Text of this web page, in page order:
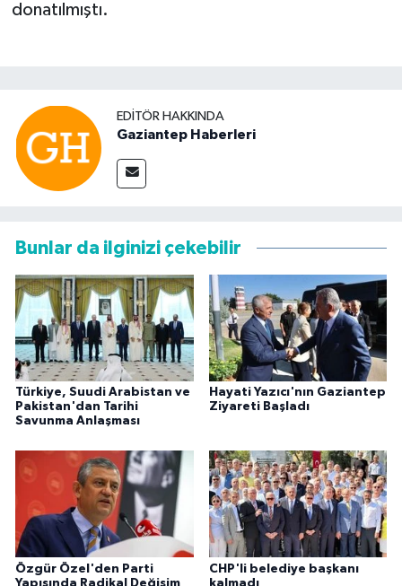
donatılmıştı.
EDITÖR HAKKINDA
Gaziantep Haberleri
Bunlar da ilginizi çekebilir
Türkiye, Suudi Arabistan ve
Pakistan'dan Tarihi
Savunma Anlaşması
Hayati Yazıcı'nın Gaziantep
Ziyareti Başladı
Özgür Özel'den Parti
Yapısında Radikal Değişim
CHP'li belediye başkanı
kalmadı